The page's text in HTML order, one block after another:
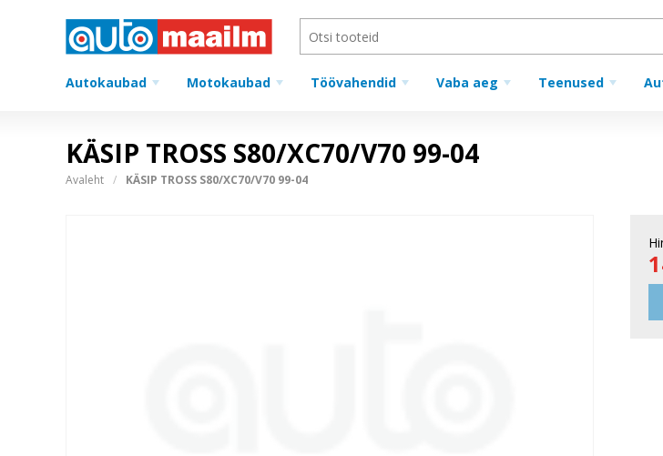
Autokaubad Motokaubad Töövahendid Vaba aeg Teenused
KÄSIP TROSS S80/XC70/V70 99-04
Avaleht KÄSIP TROSS S80/XC70/V70 99-04